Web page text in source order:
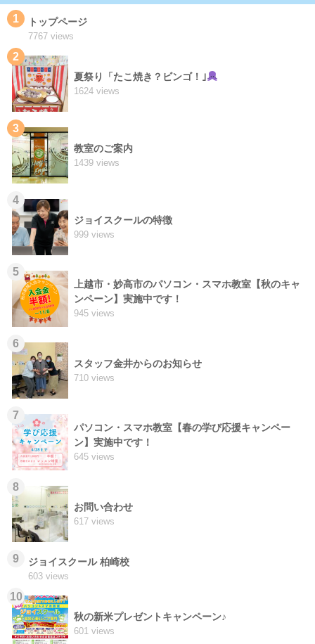
1 トップページ
7767 views
2
夏祭り「たこ焼き？ビンゴ！｣
1624 views
3
教室のご案内
1439 views
4
ジョイスクールの特徴
999 views
5
上越市・妙高市のパソコン・スマホ教室【秋のキャ
ンペーン】実施中です！
945 views
6
スタッフ金井からのお知らせ
710 views
7
パソコン・スマホ教室【春の学び応援キャンペー
ン】実施中です！
645 views
8
お問い合わせ
617 views
9 ジョイスクール 柏崎校
603 views
10
秋の新米プレゼントキャンペーン♪
601 views